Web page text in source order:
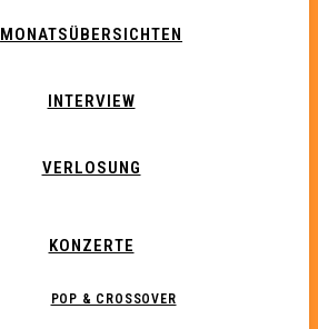
MONATSÜBERSICHTEN
INTERVIEW
VERLOSUNG
KONZERTE
POP & CROSSOVER